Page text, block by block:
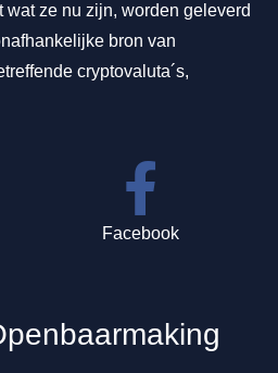
ze nu zijn, worden geleverd
bron van
cryptovaluta´s,
Facebook